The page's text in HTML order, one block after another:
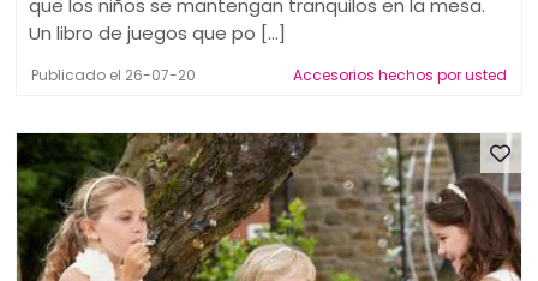
que los niños se mantengan tranquilos en la mesa.
Un libro de juegos que po [...]
Publicado el 26-07-20 Accesorios hechos por usted